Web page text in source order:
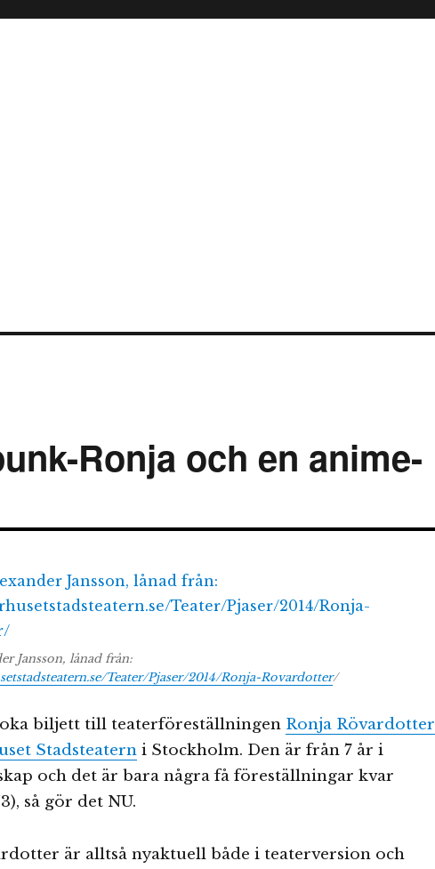
Ronja och en anime-
Jansson, lånad från:
Teater/Pjaser/2014/Ronja-Rovardotter/
biljett till teaterföreställningen Ronja Rövardotter
Stadsteaterni Stockholm. Den är från 7 år i
och det är bara några få föreställningar kvar
så gör det NU.
är alltså nyaktuell både i teaterversion och